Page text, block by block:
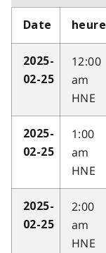
Date heure
2025-
02-25
12:00
am
HNE
2025-
02-25
1:00
am
HNE
2025-
02-25
2:00
am
HNE